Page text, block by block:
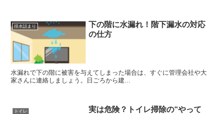
排水詰まり
下の階に水漏れ！階下漏水の対応
の仕方
水漏れで下の階に被害を与えてしまった場合は、すぐに管理会社や大
家さんに連絡しましょう。日ごろから建...
トイレ
実は危険？トイレ掃除の“やって